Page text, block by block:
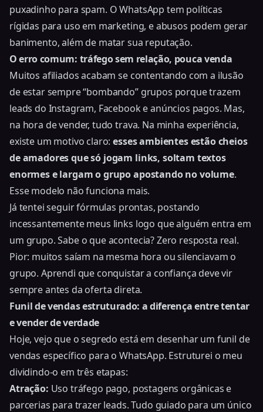
puxadinho para spam. O WhatsApp tem políticas
rígidas para uso em marketing, e abusos podem gerar
banimento, além de matar sua reputação.
O erro comum: tráfego sem relação, pouca venda
Muitos afiliados acabam se contentando com a ilusão
de estar sempre “bombando” grupos porque trazem
leads do Instagram, Facebook e anúncios pagos. Mas,
na hora de vender, tudo trava. Na minha experiência,
existe um motivo claro:esses ambientes estão cheios
de amadores que só jogam links, soltam textos
enormes e largam o grupo apostando no volume.
Esse modelo não funciona mais.
Já tentei seguir fórmulas prontas, postando
incessantemente meus links logo que alguém entra em
um grupo. Sabe o que acontecia? Zero resposta real.
Pior: muitos saíam na mesma hora ou silenciavam o
grupo. Aprendi que conquistar a confiança deve vir
sempre antes da oferta direta.
Funil de vendas estruturado: a diferença entre tentar
e vender de verdade
Hoje, vejo que o segredo está em desenhar um funil de
vendas específico para o WhatsApp. Estruturei o meu
dividindo-o em três etapas:
Atração: Uso tráfego pago, postagens orgânicas e
parcerias para trazer leads. Tudo guiado para um único